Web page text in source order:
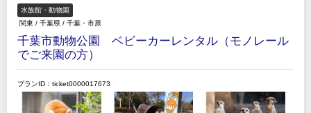
水族館・動物園
関東 / 千葉県 / 千葉・市原
千葉市動物公園 ベビーカーレンタル（モノレール
でご来園の方）
プランID：ticket0000017673